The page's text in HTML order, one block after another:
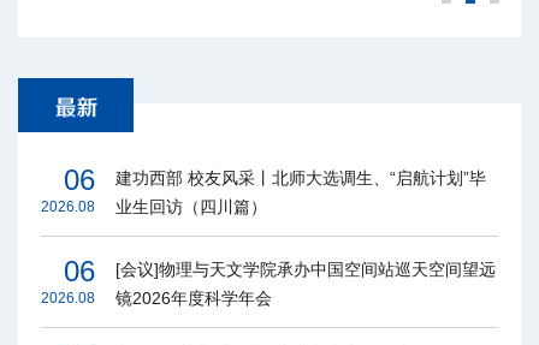
06
2026.08
建功西部 校友风采丨北师大选调生、“启航计划”毕
业生回访（四川篇）
06
2026.08
[会议]物理与天文学院承办中国空间站巡天空间望远
镜2026年度科学年会